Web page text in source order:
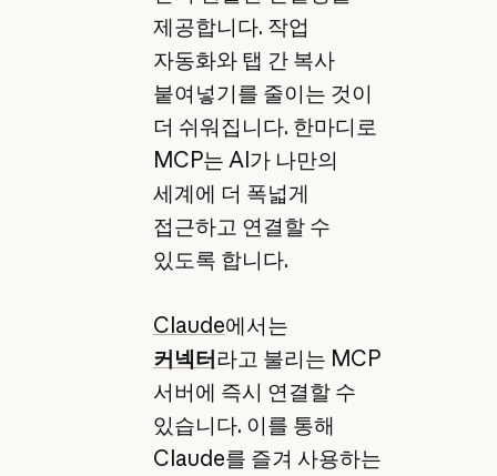
제공합니다. 작업
자동화와 탭 간 복사
붙여넣기를 줄이는 것이
더 쉬워집니다. 한마디로
MCP는 AI가 나만의
세계에 더 폭넓게
접근하고 연결할 수
있도록 합니다.
Claude에서는
커넥터라고 불리는 MCP
서버에 즉시 연결할 수
있습니다. 이를 통해
Claude를 즐겨 사용하는